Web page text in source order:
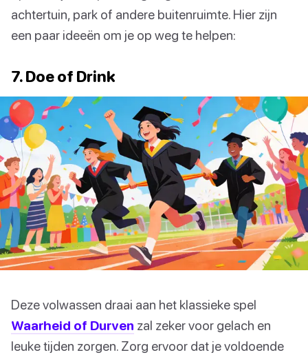
achtertuin, park of andere buitenruimte. Hier zijn
een paar ideeën om je op weg te helpen:
7. Doe of Drink
Deze volwassen draai aan het klassieke spel
Waarheid of Durven zal zeker voor gelach en
leuke tijden zorgen. Zorg ervoor dat je voldoende